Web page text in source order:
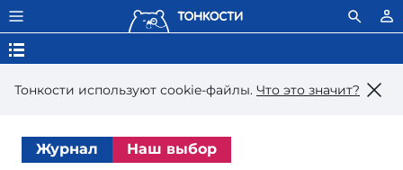
Тонкости используют сookie-файлы. Что это значит?
Журнал Наш выбор